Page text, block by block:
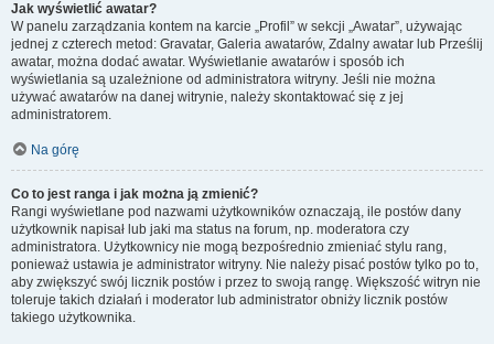
Jak wyświetlić awatar?
W panelu zarządzania kontem na karcie „Profil” w sekcji „Awatar”, używając
jednej z czterech metod: Gravatar, Galeria awatarów, Zdalny awatar lub Prześlij
awatar, można dodać awatar. Wyświetlanie awatarów i sposób ich
wyświetlania są uzależnione od administratora witryny. Jeśli nie można
używać awatarów na danej witrynie, należy skontaktować się z jej
administratorem.
Na górę
Co to jest ranga i jak można ją zmienić?
Rangi wyświetlane pod nazwami użytkowników oznaczają, ile postów dany
użytkownik napisał lub jaki ma status na forum, np. moderatora czy
administratora. Użytkownicy nie mogą bezpośrednio zmieniać stylu rang,
ponieważ ustawia je administrator witryny. Nie należy pisać postów tylko po to,
aby zwiększyć swój licznik postów i przez to swoją rangę. Większość witryn nie
toleruje takich działań i moderator lub administrator obniży licznik postów
takiego użytkownika.